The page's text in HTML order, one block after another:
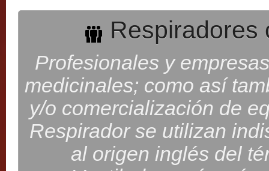
Respiradores
Profesionales y
medicinales; como así
y/o comercialización de
Respirador se utilizan
al origen inglés del